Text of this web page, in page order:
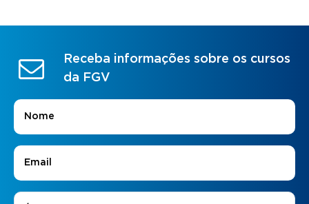
Receba informações sobre os cursos
da FGV
Nome
E-mail
Áreas de Interesse